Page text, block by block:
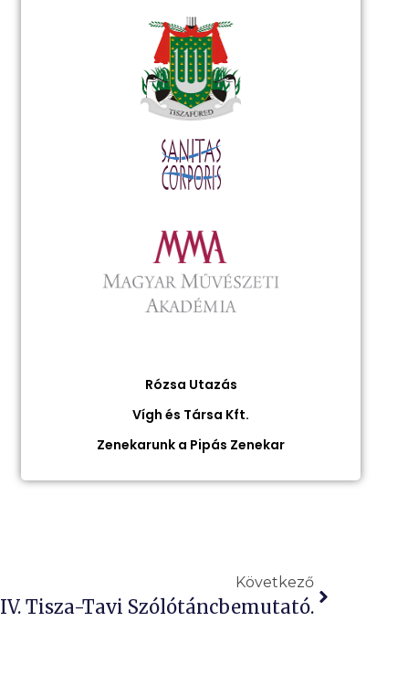
Rózsa Utazás
Vígh és Társa Kft.
Zenekarunk a Pipás Zenekar
Következő
IV. Tisza-Tavi Szólótáncbemutató.